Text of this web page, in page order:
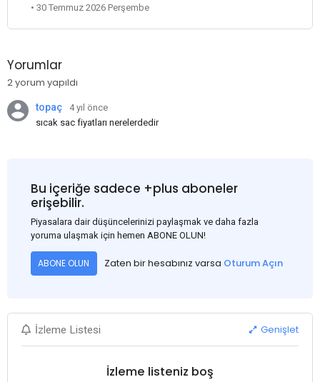
• 30 Temmuz 2026 Perşembe
Yorumlar
2 yorum yapıldı
topaç
4 yıl önce
sıcak sac fiyatları nerelerdedir
Bu içeriğe sadece +plus aboneler
erişebilir.
Piyasalara dair düşüncelerinizi paylaşmak ve daha fazla
yoruma ulaşmak için hemen ABONE OLUN!
ABONE OLUN Zaten bir hesabınız varsa Oturum Açın
İzleme Listesi Genişlet
İzleme listeniz boş